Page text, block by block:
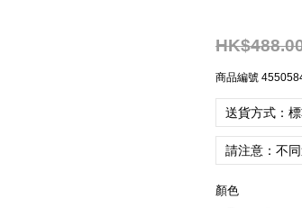
商品編號
送貨方式：
請注意：不
顏色